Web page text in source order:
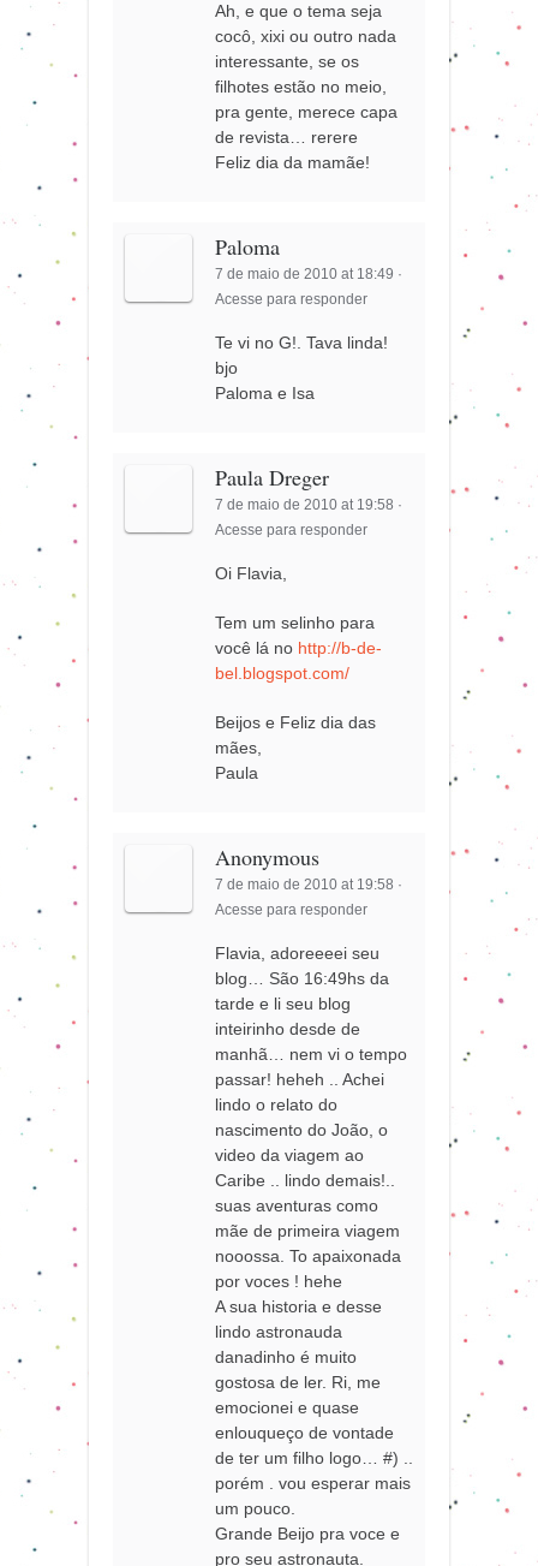
Ah, e que o tema seja
cocô, xixi ou outro nada
interessante, se os
filhotes estão no meio,
pra gente, merece capa
de revista… rerere
Feliz dia da mamãe!
Paloma
7 de maio de 2010 at 18:49 ·
Acesse para responder
Te vi no G!. Tava linda!
bjo
Paloma e Isa
Paula Dreger
7 de maio de 2010 at 19:58 ·
Acesse para responder
Oi Flavia,
Tem um selinho para
você lá no http://b-de-
bel.blogspot.com/
Beijos e Feliz dia das
mães,
Paula
Anonymous
7 de maio de 2010 at 19:58 ·
Acesse para responder
Flavia, adoreeeei seu
blog… São 16:49hs da
tarde e li seu blog
inteirinho desde de
manhã… nem vi o tempo
passar! heheh .. Achei
lindo o relato do
nascimento do João, o
video da viagem ao
Caribe .. lindo demais!..
suas aventuras como
mãe de primeira viagem
nooossa. To apaixonada
por voces ! hehe
A sua historia e desse
lindo astronauda
danadinho é muito
gostosa de ler. Ri, me
emocionei e quase
enlouqueço de vontade
de ter um filho logo… #) ..
porém . vou esperar mais
um pouco.
Grande Beijo pra voce e
pro seu astronauta.